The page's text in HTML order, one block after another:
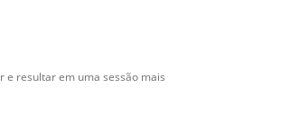
e resultar em uma sessão mais